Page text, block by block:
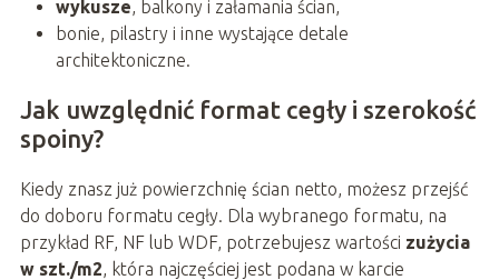
wykusze , balkony i załamania ścian,
bonie, pilastry i inne wystające detale
architektoniczne.
Jak uwzględnić format cegły i szerokość
spoiny?
Kiedy znasz już powierzchnię ścian netto, możesz przejść
do doboru formatu cegły. Dla wybranego formatu, na
przykład RF, NF lub WDF, potrzebujesz wartości zużycia
w szt./m2 , która najczęściej jest podana w karcie